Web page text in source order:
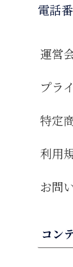
電話
運営
プラ
特定
利用
お問
コン